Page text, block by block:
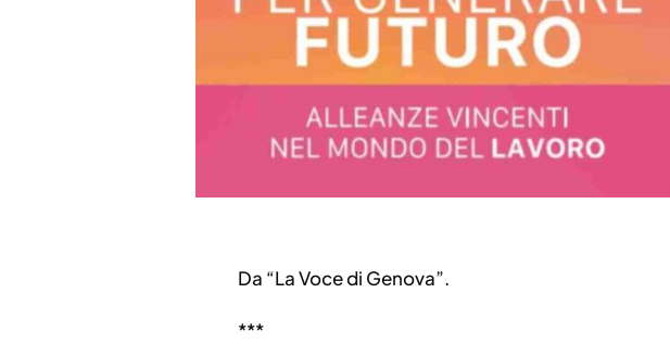
Da “La Voce di Genova”.
***